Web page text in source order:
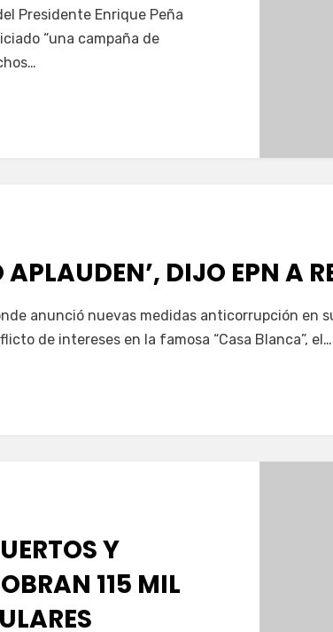
Presidente Enrique Peña
“una campaña de
APLAUDEN’, DIJO EPN A
anunció nuevas medidas anticorrupción en
de intereses en la famosa “Casa Blanca”, el…
Y
115 MIL